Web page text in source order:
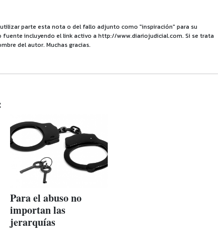
parte esta nota o del fallo adjunto como "inspiración" para su
incluyendo el link activo a http://www.diariojudicial.com. Si se trata
del autor. Muchas gracias.
Para el abuso no
importan las
jerarquías